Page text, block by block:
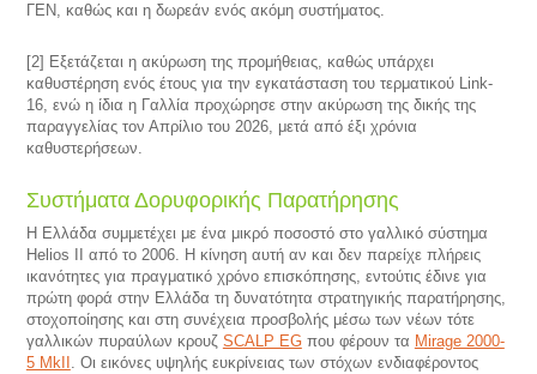
ΓΕΝ, καθώς και η δωρεάν ενός ακόμη συστήματος.
[2] Εξετάζεται η ακύρωση της προμήθειας, καθώς υπάρχει
καθυστέρηση ενός έτους για την εγκατάσταση του τερματικού Link-
16, ενώ η ίδια η Γαλλία προχώρησε στην ακύρωση της δικής της
παραγγελίας τον Απρίλιο του 2026, μετά από έξι χρόνια
καθυστερήσεων.
Συστήματα Δορυφορικής Παρατήρησης
Η Ελλάδα συμμετέχει με ένα μικρό ποσοστό στο γαλλικό σύστημα
Helios II από το 2006. Η κίνηση αυτή αν και δεν παρείχε πλήρεις
ικανότητες για πραγματικό χρόνο επισκόπησης, εντούτις έδινε για
πρώτη φορά στην Ελλάδα τη δυνατότητα στρατηγικής παρατήρησης,
στοχοποίησης και στη συνέχεια προσβολής μέσω των νέων τότε
γαλλικών πυραύλων κρουζ SCALP EGπου φέρουν τα Mirage 2000-
5 MkII . Οι εικόνες υψηλής ευκρίνειας των στόχων ενδιαφέροντος